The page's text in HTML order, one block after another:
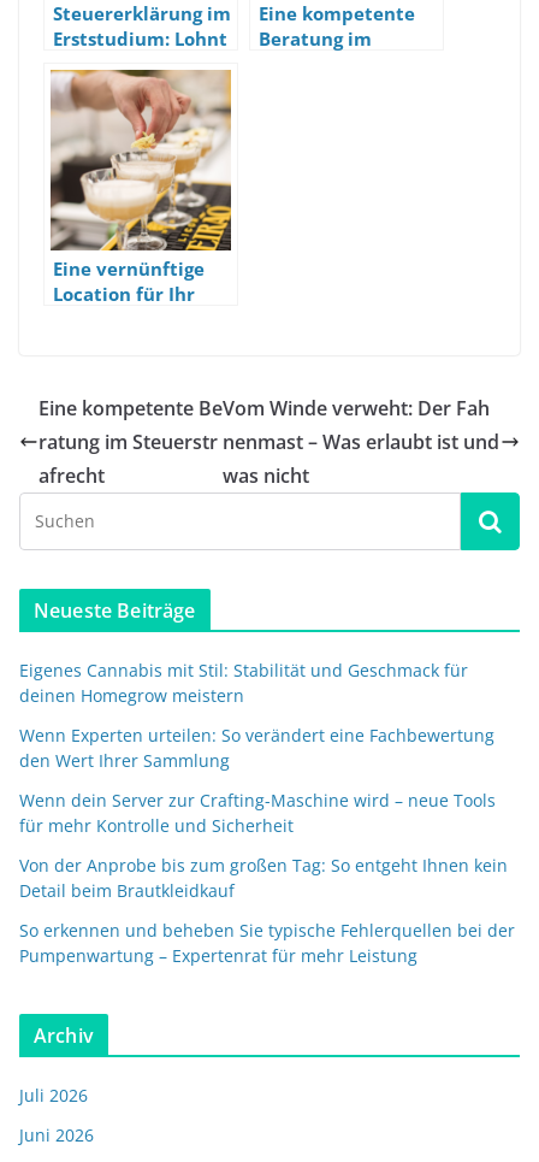
Steuererklärung im
Erststudium: Lohnt
sich das?
Eine kompetente
Beratung im
Eine vernünftige
Location für Ihr
Eine kompetente Be
ratung im Steuerstr
afrecht
Vom Winde verweht: Der Fah
nenmast – Was erlaubt ist und
was nicht
Neueste Beiträge
Eigenes Cannabis mit Stil: Stabilität und Geschmack für
deinen Homegrow meistern
Wenn Experten urteilen: So verändert eine Fachbewertung
den Wert Ihrer Sammlung
Wenn dein Server zur Crafting-Maschine wird – neue Tools
für mehr Kontrolle und Sicherheit
Von der Anprobe bis zum großen Tag: So entgeht Ihnen kein
Detail beim Brautkleidkauf
So erkennen und beheben Sie typische Fehlerquellen bei der
Pumpenwartung – Expertenrat für mehr Leistung
Archiv
Juli 2026
Juni 2026